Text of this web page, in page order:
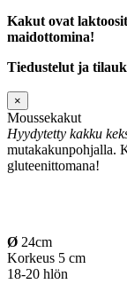
Kakut ovat
maidottomina!
Tiedustelut ja
×
Moussekakut
Hyydytetty kakku
mutakakunpohjalla.
gluteenittomana!
Ø 24cm
Korkeus 5 cm
18-20 hlön